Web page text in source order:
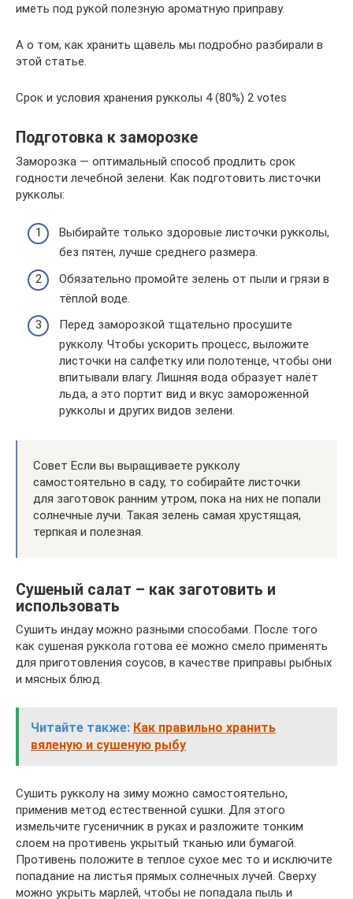
иметь под рукой полезную ароматную приправу.
А о том, как хранить щавель мы подробно разбирали в
этой статье.
Срок и условия хранения рукколы 4 (80%) 2 votes
Подготовка к заморозке
Заморозка — оптимальный способ продлить срок
годности лечебной зелени. Как подготовить листочки
рукколы:
Выбирайте только здоровые листочки рукколы,
без пятен, лучше среднего размера.
Обязательно промойте зелень от пыли и грязи в
тёплой воде.
Перед заморозкой тщательно просушите
рукколу. Чтобы ускорить процесс, выложите
листочки на салфетку или полотенце, чтобы они
впитывали влагу. Лишняя вода образует налёт
льда, а это портит вид и вкус замороженной
рукколы и других видов зелени.
Совет Если вы выращиваете рукколу
самостоятельно в саду, то собирайте листочки
для заготовок ранним утром, пока на них не попали
солнечные лучи. Такая зелень самая хрустящая,
терпкая и полезная.
Сушеный салат – как заготовить и
использовать
Сушить индау можно разными способами. После того
как сушеная руккола готова её можно смело применять
для приготовления соусов, в качестве приправы рыбных
и мясных блюд.
Читайте также: Как правильно хранить
вяленую и сушеную рыбу
Сушить рукколу на зиму можно самостоятельно,
применив метод естественной сушки. Для этого
измельчите гусеничник в руках и разложите тонким
слоем на противень укрытый тканью или бумагой.
Противень положите в теплое сухое мес то и исключите
попадание на листья прямых солнечных лучей. Сверху
можно укрыть марлей, чтобы не попадала пыль и